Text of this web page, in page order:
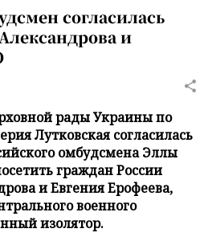
согласилась
и
рады Украины по
Лутковская согласилась
омбудсмена Эллы
граждан России
и Евгения Ерофеева,
военного
изолятор.